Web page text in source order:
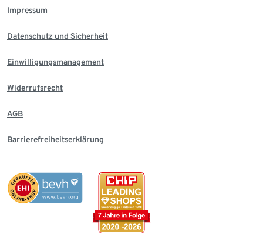
Impressum
Datenschutz und Sicherheit
Einwilligungsmanagement
Widerrufsrecht
AGB
Barrierefreiheitserklärung